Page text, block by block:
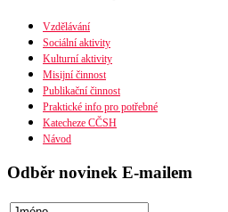
Diecéze
Ústřední rada
Husitská fakulta
Vzdělávání
Sociální aktivity
Kulturní aktivity
Misijní činnost
Publikační činnost
Praktické info pro potřebné
Katecheze CČSH
Návod
Odběr novinek E-mailem